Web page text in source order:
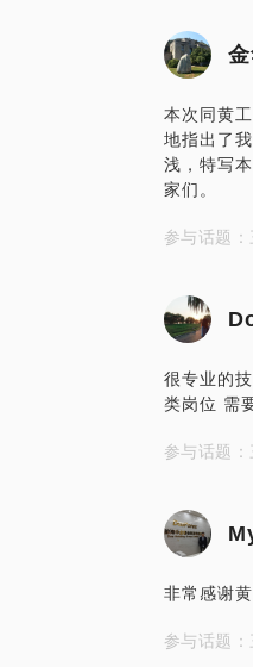
本次同黄
地指出了
浅，特写
家们。
参与话题
很专业的
类岗位 需
参与话题
非常感谢
参与话题